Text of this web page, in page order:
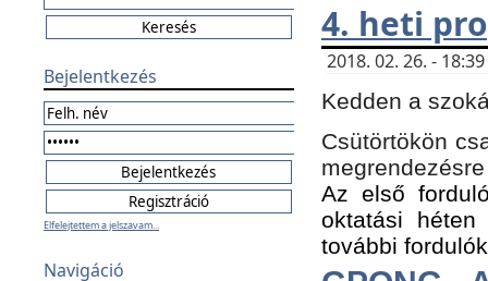
Bejelentkezés
Elfelejtettem a jelszavam...
Navigáció
4. heti
2018. 02. 26. -
Kedden a
Csütörtökön
Az első
oktatási
további